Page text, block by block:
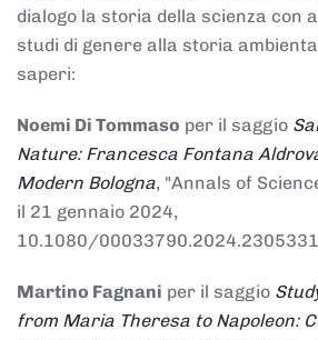
dialogo la storia della scienza con
studi di genere alla storia
saperi:
Noemi Di Tommaso per il saggio
Nature: Francesca Fontana
Modern Bologna, "Annals of
il 21 gennaio 2024,
10.1080/00033790.2024.2305331
Martino Fagnani per il saggio
from Maria Theresa to Napoleon: